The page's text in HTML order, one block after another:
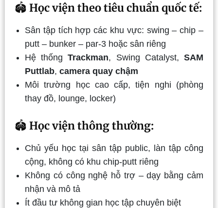
🏟️ Học viện theo tiêu chuẩn quốc tế:
Sân tập tích hợp các khu vực: swing – chip –
putt – bunker – par-3 hoặc sân riêng
Hệ thốngTrackman, Swing Catalyst,SAM
Puttlab, camera quay chậm
Môi trường học cao cấp, tiện nghi (phòng
thay đồ, lounge, locker)
🏟️ Học viện thông thường:
Chủ yếu học tại sân tập public, làn tập công
cộng, không có khu chip-putt riêng
Không có công nghệ hỗ trợ – dạy bằng cảm
nhận và mô tả
Ít đầu tư không gian học tập chuyên biệt